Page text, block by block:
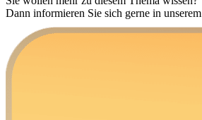
Dann informieren Sie sich gerne in unserem